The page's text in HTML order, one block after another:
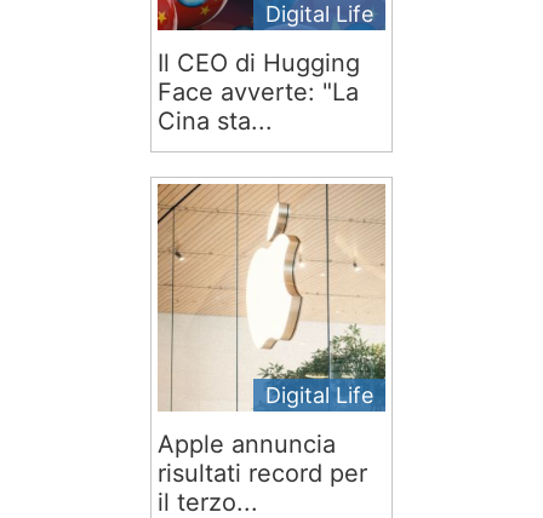
Digital Life
Il CEO di Hugging
Face avverte: "La
Cina sta...
Digital Life
Apple annuncia
risultati record per
il terzo...